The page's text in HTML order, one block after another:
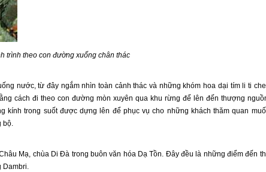
trình theo con đường xuống chân thác
nước, từ đây ngắm nhìn toàn cảnh thác và những khóm hoa dại tím li ti
cách đi theo con đường mòn xuyên qua khu rừng để lên đến thượng
kính trong suốt được dựng lên để phục vụ cho những khách thăm quan
bộ.
Mạ, chùa Di Đà trong buôn văn hóa Dạ Tồn. Đây đều là những điểm đến
Dambri.